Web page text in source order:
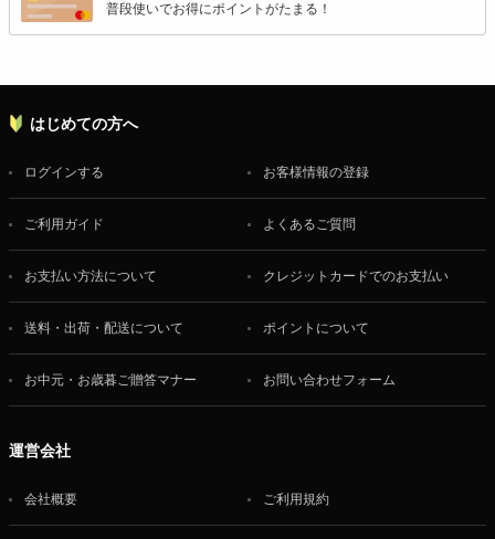
普段使いでお得にポイントがたまる！
はじめての方へ
ログインする お客様情報の登録
ご利用ガイド よくあるご質問
お支払い方法について クレジットカードでのお支払い
送料・出荷・配送について ポイントについて
お中元・お歳暮ご贈答マナー お問い合わせフォーム
運営会社
会社概要 ご利用規約